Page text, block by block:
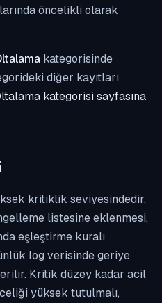
öncelikli olarak
kategorisinde
diğer kayıtları
kategorisi sayfasına
kritiklik seviyesindedir.
listesine eklenmesi,
eşleştirme kuralı
log verisinde geriye
Kritik düzey kadar acil
yüksek tutulmalı,